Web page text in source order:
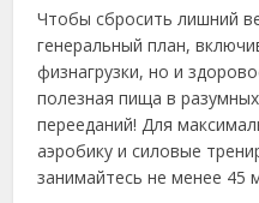
Чтобы сбросить лишний
генеральный план,
физнагрузки, но и
полезная пища в
перееданий! Для
аэробику и силовые
занимайтесь не менее 45